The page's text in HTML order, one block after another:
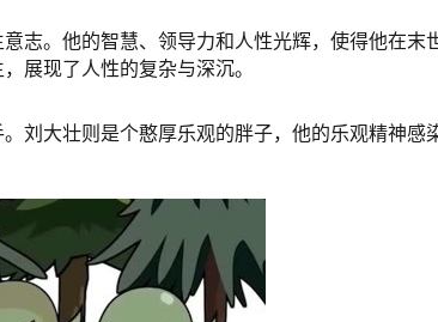
志。他的智慧、领导力和人性光辉，使得他在末
展现了人性的复杂与深沉。
刘大壮则是个憨厚乐观的胖子，他的乐观精神感